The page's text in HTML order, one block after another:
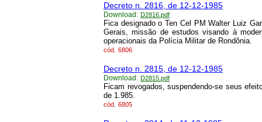
Decreto n. 2816, de 12-12-1985
Download: D2816.pdf
Fica designado o Ten Cel PM Walter Luiz
Gerais, missão de estudos visando à
operacionais da Polícia Militar de Rondônia.
cód. 6806
Decreto n. 2815, de 12-12-1985
Download: D2815.pdf
Ficam revogados, suspendendo-se seus
de 1.985.
cód. 6805